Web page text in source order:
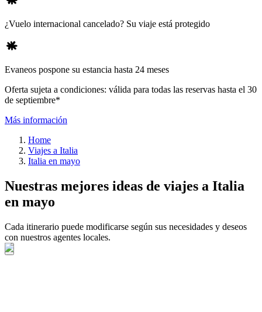
¿Vuelo internacional cancelado? Su viaje está protegido
Evaneos pospone su estancia hasta 24 meses
Oferta sujeta a condiciones: válida para todas las reservas hasta el 30
de septiembre*
Más información
Home
Viajes a Italia
Italia en mayo
Nuestras mejores ideas de viajes a Italia
en mayo
Cada itinerario puede modificarse según sus necesidades y deseos
con nuestros agentes locales.